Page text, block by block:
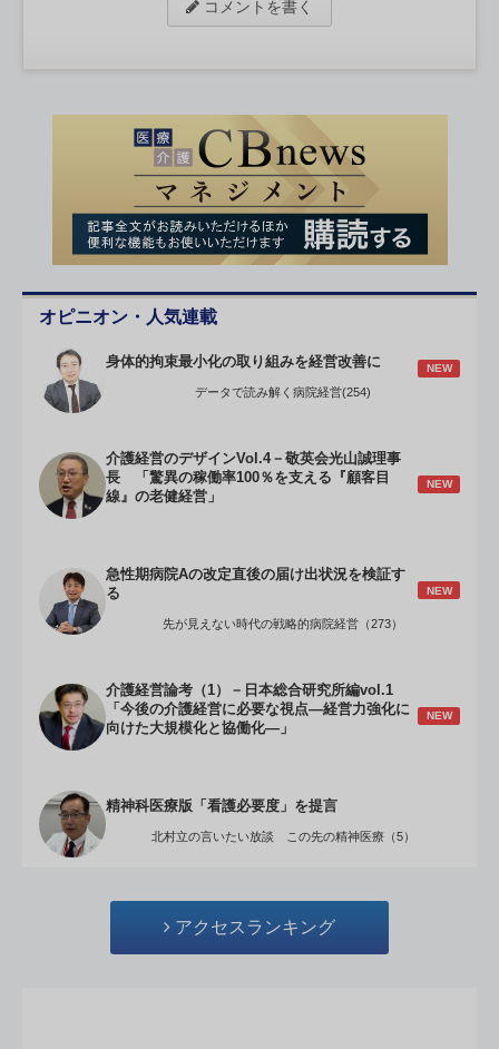
コメントを書く
オピニオン・人気連載
身体的拘束最小化の取り組みを経営改善に NEW
データで読み解く病院経営(254)
介護経営のデザインVol.4－敬英会光山誠理事
長 「驚異の稼働率100％を支える『顧客目
線』の老健経営」
NEW
急性期病院Aの改定直後の届け出状況を検証す
る
NEW
先が見えない時代の戦略的病院経営（273）
介護経営論考（1）－日本総合研究所編vol.1
「今後の介護経営に必要な視点―経営力強化に
向けた大規模化と協働化―」
NEW
精神科医療版「看護必要度」を提言
北村立の言いたい放談 この先の精神医療（5）
アクセスランキング